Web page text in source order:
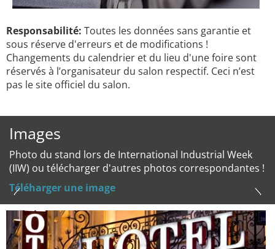
Responsabilité: Toutes les données sans garantie et
sous réserve d'erreurs et de modifications !
Changements du calendrier et du lieu d'une foire sont
réservés à l’organisateur du salon respectif. Ceci n’est
pas le site officiel du salon.
Images
Photo du stand lors de International Industrial Week
(IIW) ou télécharger d'autres photos correspondantes !
Téléharger une image